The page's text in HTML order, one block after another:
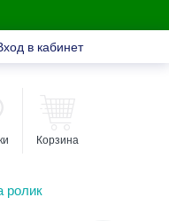
в кабинет
Корзина
ролик